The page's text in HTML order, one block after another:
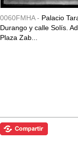
0060FMHA - Palacio
Durango y calle Solís.
Plaza Zab...